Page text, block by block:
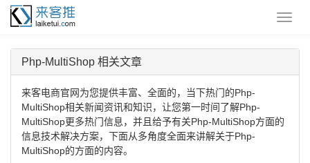
Php-MultiShop 相关文章
来客电商官网为您提供丰富、全面的，当下热门的Php-
MultiShop相关新闻资讯和知识，让您第一时间了解Php-
MultiShop更多热门信息，并且给予有关Php-MultiShop方面的
信息技术解决方案，下面从多角度全面来讲解关于Php-
MultiShop的方面的内容。